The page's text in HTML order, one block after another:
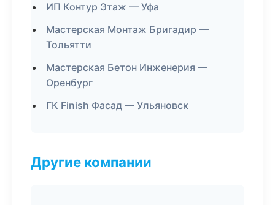
ИП Контур Этаж — Уфа
Мастерская Монтаж Бригадир —
Тольятти
Мастерская Бетон Инженерия —
Оренбург
ГК Finish Фасад — Ульяновск
Другие компании